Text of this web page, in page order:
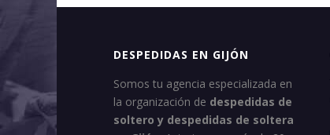
DESPEDIDAS EN GIJÓN
Somos tu agencia especializada en
la organización de despedidas de
soltero y despedidas de soltera